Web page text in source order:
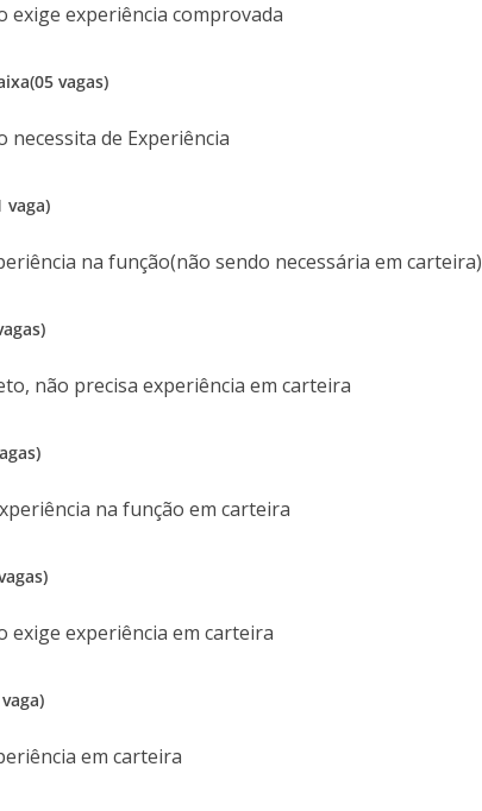
exige experiência comprovada
vagas)
necessita de Experiência
vaga)
na função(não sendo necessária em carteira)
não precisa experiência em carteira
na função em carteira
exige experiência em carteira
em carteira